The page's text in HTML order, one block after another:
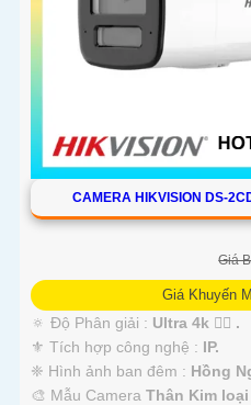
CAMERA HIKVISION DS-
Giá
Giá Khuyến
🔅 Độ Phân giải : Ultra 4k 👍🏾 .
⚜️ Tích hợp công nghệ : IP.
❈ Hình ảnh ban đêm : Hồng
🎨 Mẫu Camera Thân Kim